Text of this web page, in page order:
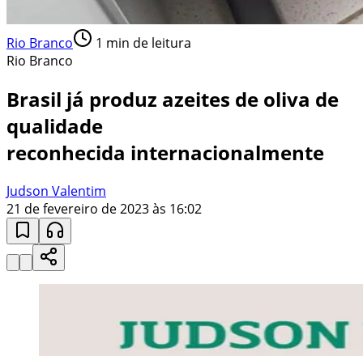
Rio Branco 1 min de leitura
Rio Branco
Brasil já produz azeites de oliva de
qualidade
reconhecida internacionalmente
Judson Valentim
21 de fevereiro de 2023 às 16:02